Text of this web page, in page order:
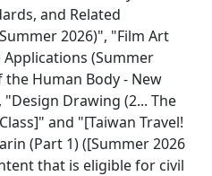
and Related
2026)", "Film Art
(Summer
Human Body - New
Drawing (2... The
and "[Taiwan Travel!
(Part 1) ([Summer 2026
that is eligible for civil